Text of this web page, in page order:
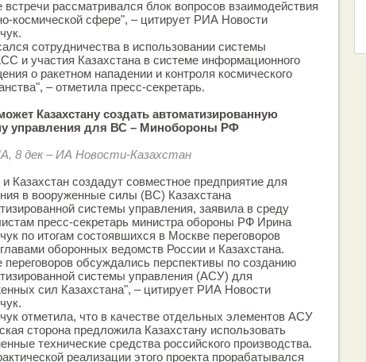
встречи рассматривался блок вопросов взаимодействия
космической сфере", – цитирует РИА Новости
сотрудничества в использовании системы
и участия Казахстана в системе информационного
о ракетном нападении и контроля космического
– отметила пресс-секретарь.
Казахстану создать автоматизированную
управления для ВС – Минобороны РФ
8 дек – ИА Новости-Казахстан
и Казахстан создадут совместное предприятие для
в вооруженные силы (ВС) Казахстана
системы управления, заявила в среду
пресс-секретарь министра обороны РФ Ирина
по итогам состоявшихся в Москве переговоров
оборонных ведомств России и Казахстана.
переговоров обсуждались перспективы по созданию
системы управления (АСУ) для
сил Казахстана", – цитирует РИА Новости
отметила, что в качестве отдельных элементов АСУ
сторона предложила Казахстану использовать
технические средства российского производства.
реализации этого проекта прорабатывался